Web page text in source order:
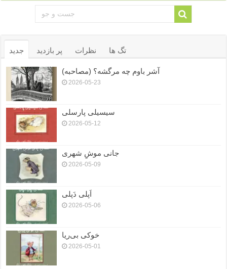
جدید پر بازدید نظرات تگ ها
آشر باوم چه مرگشه؟ (مصاحبه)
2026-05-23
سیسیلی پارسلی
2026-05-12
جانی موشِ شهری
2026-05-09
اَپلی دَپلی
2026-05-06
خوکی بی‌ریا
2026-05-01